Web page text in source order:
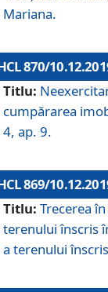
Mariana.
870/
Titlu:
cumpărarea
4, ap. 9.
869/
Titlu: Trecerea
terenului înscris
a terenului